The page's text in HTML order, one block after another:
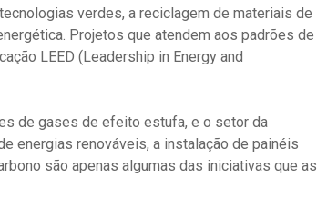
verdes, a reciclagem de materiais de
Projetos que atendem aos padrões de
LEED (Leadership in Energy and
de gases de efeito estufa, e o setor da
energias renováveis, a instalação de painéis
são apenas algumas das iniciativas que as